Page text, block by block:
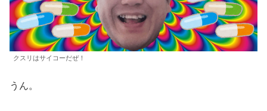
クスリはサイコーだぜ！
うん。